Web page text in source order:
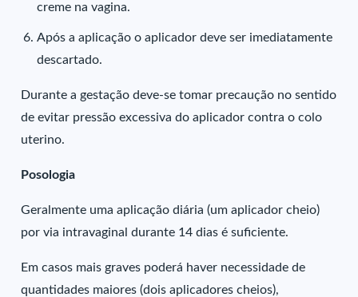
creme na vagina.
Após a aplicação o aplicador deve ser imediatamente
descartado.
Durante a gestação deve-se tomar precaução no sentido
de evitar pressão excessiva do aplicador contra o colo
uterino.
Posologia
Geralmente uma aplicação diária (um aplicador cheio)
por via intravaginal durante 14 dias é suficiente.
Em casos mais graves poderá haver necessidade de
quantidades maiores (dois aplicadores cheios),